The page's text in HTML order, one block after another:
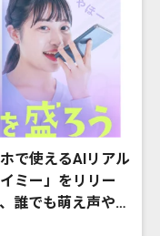
で使えるAIリアル
ミー」をリリー
誰でも萌え声やイ